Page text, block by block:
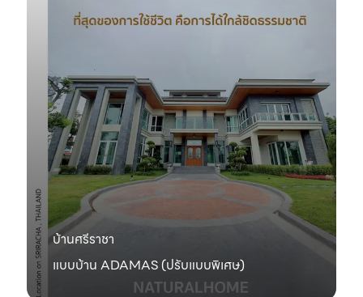
บ้านศรีราชา
แบบบ้าน ADAMAS (ปรับแบบพิเศษ)